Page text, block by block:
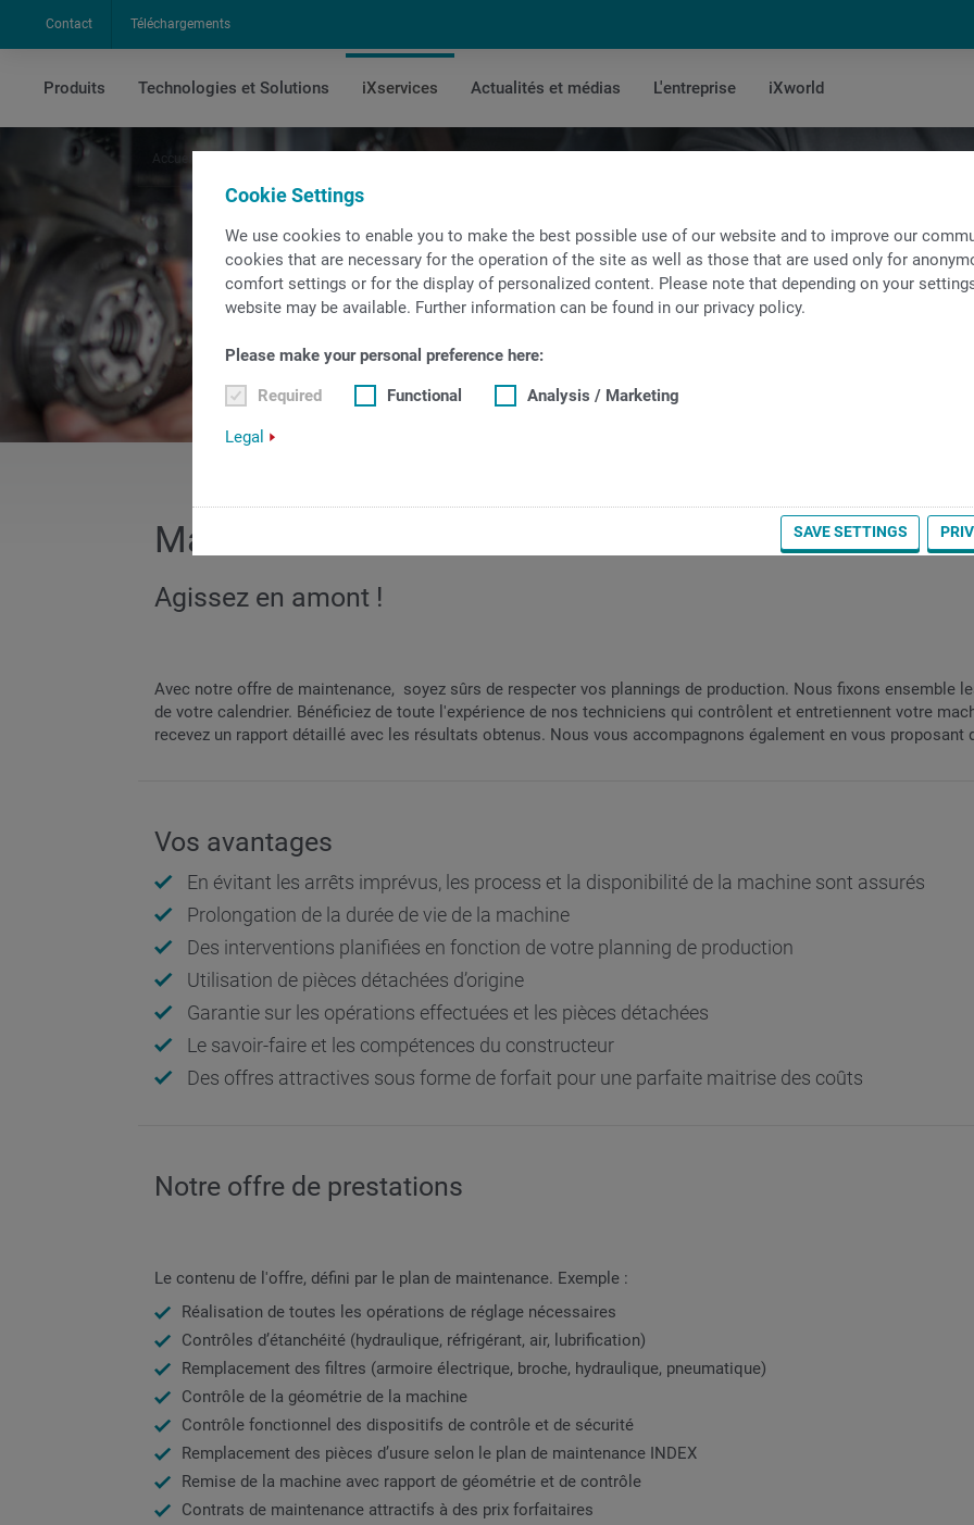
Cookie Settings
We use cookies to enable you to make the best possible use of our website and to improve our
cookies that are necessary for the operation of the site as well as those that are used only for
comfort settings or for the display of personalized content. Please note that depending on your
website may be available. Further information can be found in our privacy policy.
Please make your personal preference here:
Required Functional Analysis / Marketing
Legal
SAVE SETTINGS
Contact Téléchargements
Produits Technologies et Solutions iXservices Actualités et médias L'entreprise iXworld
Accueil
Maintenance INDEX
Agissez en amont !
Avec notre offre de maintenance, soyez sûrs de respecter vos plannings de production. Nous fixons ensemble
de votre calendrier. Bénéficiez de toute l'expérience de nos techniciens qui contrôlent et entretiennent votre
recevez un rapport détaillé avec les résultats obtenus. Nous vous accompagnons également en vous
Vos avantages
En évitant les arrêts imprévus, les process et la disponibilité de la machine sont assurés
Prolongation de la durée de vie de la machine
Des interventions planifiées en fonction de votre planning de production
Utilisation de pièces détachées d’origine
Garantie sur les opérations effectuées et les pièces détachées
Le savoir-faire et les compétences du constructeur
Des offres attractives sous forme de forfait pour une parfaite maitrise des coûts
Notre offre de prestations
Le contenu de l'offre, défini par le plan de maintenance. Exemple :
Réalisation de toutes les opérations de réglage nécessaires
Contrôles d’étanchéité (hydraulique, réfrigérant, air, lubrification)
Remplacement des filtres (armoire électrique, broche, hydraulique, pneumatique)
Contrôle de la géométrie de la machine
Contrôle fonctionnel des dispositifs de contrôle et de sécurité
Remplacement des pièces d’usure selon le plan de maintenance INDEX
Remise de la machine avec rapport de géométrie et de contrôle
Contrats de maintenance attractifs à des prix forfaitaires